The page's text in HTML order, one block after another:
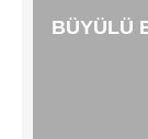
BÜYÜLÜ